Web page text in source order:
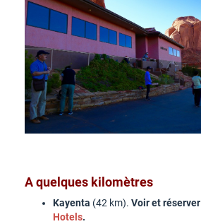
A quelques kilomètres
Kayenta (42 km). Voir et
Hotels.